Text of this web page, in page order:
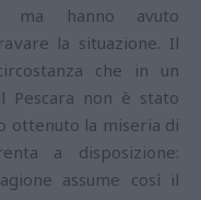
ma hanno avuto
la situazione. Il
che in un
Pescara non è stato
ottenuto la miseria di
a disposizione:
assume così il